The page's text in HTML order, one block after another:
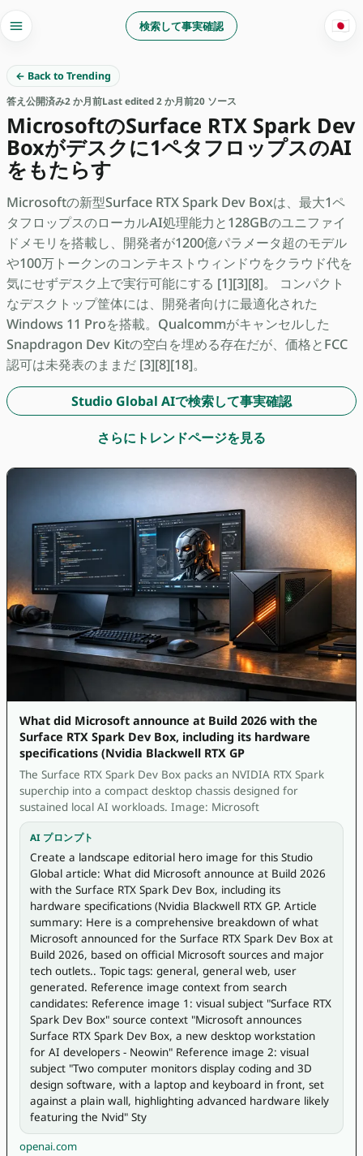
検索して事実確認 🇯🇵
← Back to Trending
答え 公開済み2 か月前Last edited 2 か月前20 ソース
MicrosoftのSurface RTX Spark Dev
Boxがデスクに1ペタフロップスのAI
をもたらす
Microsoftの新型Surface RTX Spark Dev Boxは、最大1ペ
タフロップスのローカルAI処理能力と128GBのユニファイ
ドメモリを搭載し、開発者が1200億パラメータ超のモデル
や100万トークンのコンテキストウィンドウをクラウド代を
気にせずデスク上で実行可能にする [1][3][8]。 コンパクト
なデスクトップ筐体には、開発者向けに最適化された
Windows 11 Proを搭載。Qualcommがキャンセルした
Snapdragon Dev Kitの空白を埋める存在だが、価格とFCC
認可は未発表のままだ [3][8][18]。
Studio Global AIで検索して事実確認
さらにトレンドページを見る
What did Microsoft announce at Build 2026 with the
Surface RTX Spark Dev Box, including its hardware
specifications (Nvidia Blackwell RTX GP
The Surface RTX Spark Dev Box packs an NVIDIA RTX Spark
superchip into a compact desktop chassis designed for
sustained local AI workloads. Image: Microsoft
AI プロンプト
Create a landscape editorial hero image for this Studio
Global article: What did Microsoft announce at Build 2026
with the Surface RTX Spark Dev Box, including its
hardware specifications (Nvidia Blackwell RTX GP. Article
summary: Here is a comprehensive breakdown of what
Microsoft announced for the Surface RTX Spark Dev Box at
Build 2026, based on official Microsoft sources and major
tech outlets.. Topic tags: general, general web, user
generated. Reference image context from search
candidates: Reference image 1: visual subject "Surface RTX
Spark Dev Box" source context "Microsoft announces
Surface RTX Spark Dev Box, a new desktop workstation
for AI developers - Neowin" Reference image 2: visual
subject "Two computer monitors display coding and 3D
design software, with a laptop and keyboard in front, set
against a plain wall, highlighting advanced hardware likely
featuring the Nvid" Sty
openai.com